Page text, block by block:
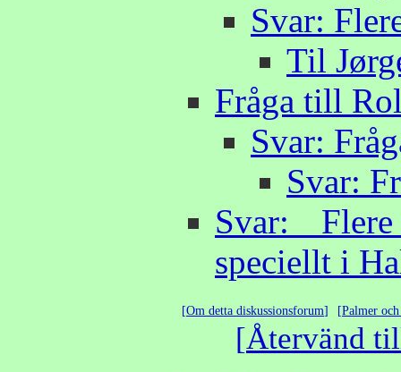
Svar:
Til
Fråga till
Svar:
Svar:
Svar:
speciellt i
Om detta diskussionsforum Palmer
Återvänd